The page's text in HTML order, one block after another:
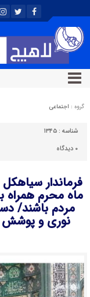
گروه : اجتماعی
شناسه : ۱۳۴۵
۰ دیدگاه
فرماندار
ماه محرم همراه
مردم باشند/
نوری و پوشش